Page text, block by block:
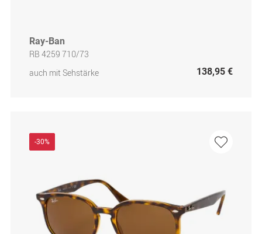
Ray-Ban
RB 4259 710/73
auch mit Sehstärke
138,95 €
-30%